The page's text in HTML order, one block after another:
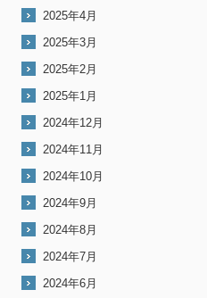
2025年4月
2025年3月
2025年2月
2025年1月
2024年12月
2024年11月
2024年10月
2024年9月
2024年8月
2024年7月
2024年6月